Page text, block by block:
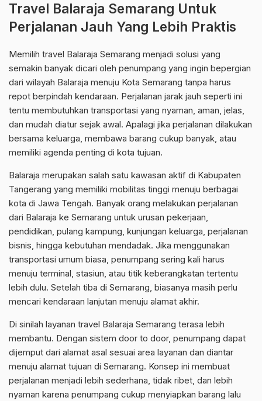
Travel Balaraja Semarang Untuk
Perjalanan Jauh Yang Lebih Praktis
Memilih travel Balaraja Semarang menjadi solusi yang
semakin banyak dicari oleh penumpang yang ingin bepergian
dari wilayah Balaraja menuju Kota Semarang tanpa harus
repot berpindah kendaraan. Perjalanan jarak jauh seperti ini
tentu membutuhkan transportasi yang nyaman, aman, jelas,
dan mudah diatur sejak awal. Apalagi jika perjalanan dilakukan
bersama keluarga, membawa barang cukup banyak, atau
memiliki agenda penting di kota tujuan.
Balaraja merupakan salah satu kawasan aktif di Kabupaten
Tangerang yang memiliki mobilitas tinggi menuju berbagai
kota di Jawa Tengah. Banyak orang melakukan perjalanan
dari Balaraja ke Semarang untuk urusan pekerjaan,
pendidikan, pulang kampung, kunjungan keluarga, perjalanan
bisnis, hingga kebutuhan mendadak. Jika menggunakan
transportasi umum biasa, penumpang sering kali harus
menuju terminal, stasiun, atau titik keberangkatan tertentu
lebih dulu. Setelah tiba di Semarang, biasanya masih perlu
mencari kendaraan lanjutan menuju alamat akhir.
Di sinilah layanan travel Balaraja Semarang terasa lebih
membantu. Dengan sistem door to door, penumpang dapat
dijemput dari alamat asal sesuai area layanan dan diantar
menuju alamat tujuan di Semarang. Konsep ini membuat
perjalanan menjadi lebih sederhana, tidak ribet, dan lebih
nyaman karena penumpang cukup menyiapkan barang lalu